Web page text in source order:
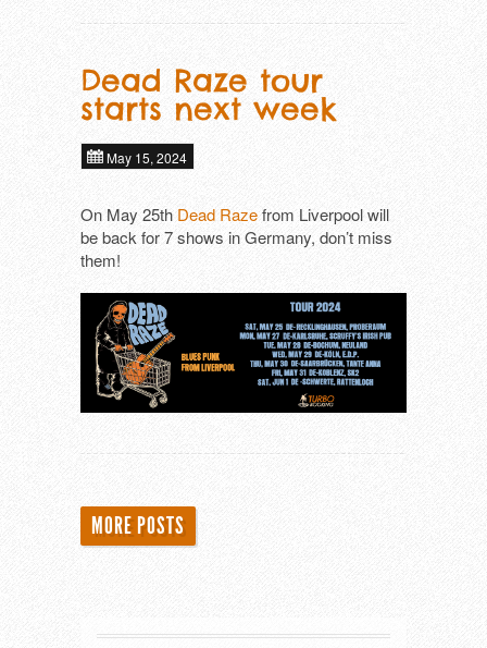
Dead Raze tour
starts next week
May 15, 2024
On May 25th Dead Razefrom Liverpool will
be back for 7 shows in Germany, don’t miss
them!
MORE POSTS